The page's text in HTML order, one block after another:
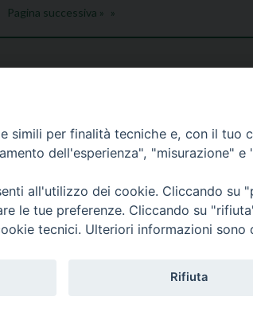
Pagina successiva »
simili per finalità tecniche e, con il tuo
dell'esperienza", "misurazione"
all'utilizzo dei cookie. Cliccando su
le tue preferenze. Cliccando su
tecnici. Ulteriori informazioni sono
Rifiuta